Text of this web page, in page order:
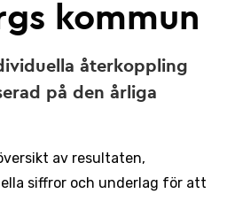
kommun
återkoppling
på den årliga
av resultaten,
siffror och underlag för att